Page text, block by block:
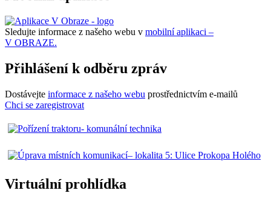
Sledujte informace z našeho webu v mobilní aplikaci –
V OBRAZE.
Přihlášení k odběru zpráv
Dostávejte informace z našeho webu prostřednictvím e-mailů
Chci se zaregistrovat
Virtuální prohlídka